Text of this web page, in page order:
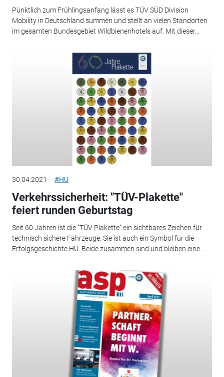
Pünktlich zum Frühlingsanfang lässt es TÜV SÜD Division
Mobility in Deutschland summen und stellt an vielen Standorten
im gesamten Bundesgebiet Wildbienenhotels auf. Mit dieser...
30.04.2021 #HU
Verkehrssicherheit: "TÜV-Plakette"
feiert runden Geburtstag
Seit 60 Jahren ist die "TÜV Plakette" ein sichtbares Zeichen für
technisch sichere Fahrzeuge. Sie ist auch ein Symbol für die
Erfolgsgeschichte HU. Beide zusammen sind und bleiben eine...